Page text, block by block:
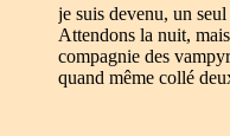
je suis devenu, un
Attendons la nuit,
compagnie des
quand même collé